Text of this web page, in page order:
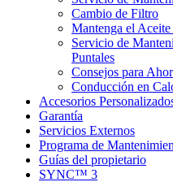
Cambio de Filtro
Mantenga el
Servicio de
Puntales
Consejos para
Conducción en
Accesorios
Garantía
Servicios Externos
Programa de
Guías del propietario
SYNC™ 3